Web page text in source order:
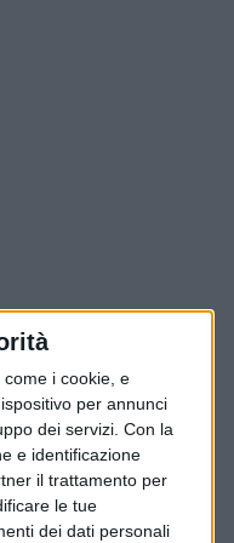
i cookie, e
per annunci
dei servizi. Con la
e identificazione
il trattamento per
le tue
dei dati personali